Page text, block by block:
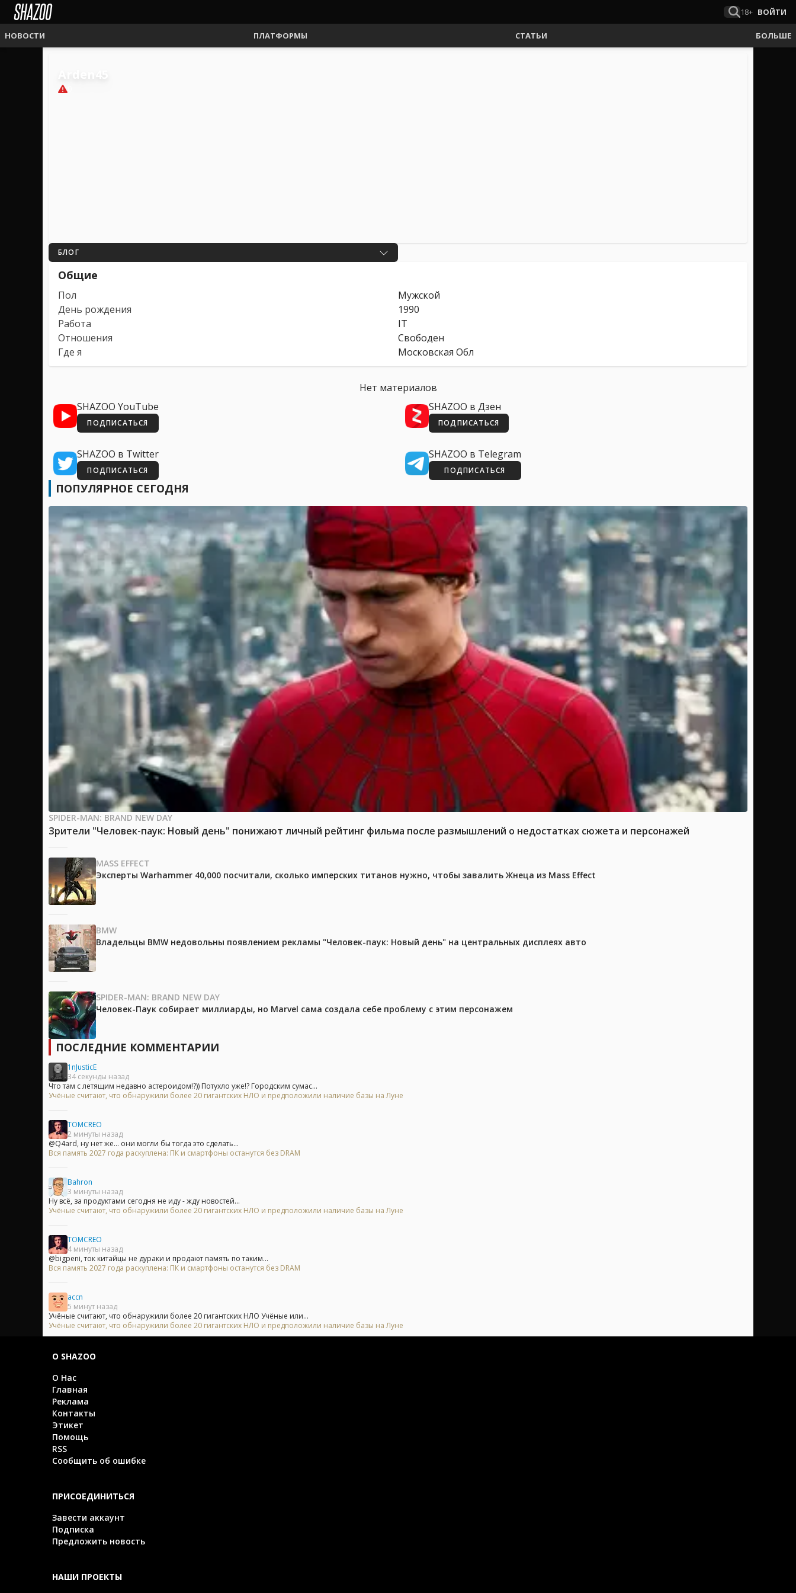
18+ ВОЙТИ
НОВОСТИ ПЛАТФОРМЫ СТАТЬИ БОЛЬШЕ
БЛОГ
Общие
Пол
Мужской
День рождения
1990
Работа
IT
Отношения
Свободен
Где я
Московская Обл
Нет материалов
SHAZOO YouTube
ПОДПИСАТЬСЯ
SHAZOO в Дзен
ПОДПИСАТЬСЯ
SHAZOO в Twitter
ПОДПИСАТЬСЯ
SHAZOO в Telegram
ПОДПИСАТЬСЯ
ПОПУЛЯРНОЕ СЕГОДНЯ
SPIDER-MAN: BRAND NEW DAY
Зрители "Человек-паук: Новый день" понижают личный рейтинг фильма после размышлений о недостатках сюжета и персонажей
MASS EFFECT
Эксперты Warhammer 40,000 посчитали, сколько имперских титанов нужно, чтобы завалить Жнеца из Mass Effect
BMW
Владельцы BMW недовольны появлением рекламы "Человек-паук: Новый день" на центральных дисплеях авто
SPIDER-MAN: BRAND NEW DAY
Человек-Паук собирает миллиарды, но Marvel сама создала себе проблему с этим персонажем
ПОСЛЕДНИЕ КОММЕНТАРИИ
1nJusticE
34 секунды назад
Что там с летящим недавно астероидом!?)) Потухло уже!? Городским сумас...
Учёные считают, что обнаружили более 20 гигантских НЛО и предположили наличие базы на Луне
TOMCREO
2 минуты назад
@Q4ard, ну нет же... они могли бы тогда это сделать...
Вся память 2027 года раскуплена: ПК и смартфоны останутся без DRAM
Bahron
3 минуты назад
Ну всё, за продуктами сегодня не иду - жду новостей...
Учёные считают, что обнаружили более 20 гигантских НЛО и предположили наличие базы на Луне
TOMCREO
4 минуты назад
@bigpeni, ток китайцы не дураки и продают память по таким...
Вся память 2027 года раскуплена: ПК и смартфоны останутся без DRAM
accn
5 минут назад
Учёные считают, что обнаружили более 20 гигантских НЛО Учёные или...
Учёные считают, что обнаружили более 20 гигантских НЛО и предположили наличие базы на Луне
О SHAZOO
О Нас
Главная
Реклама
Контакты
Этикет
Помощь
RSS
Сообщить об ошибке
ПРИСОЕДИНИТЬСЯ
Завести аккаунт
Подписка
Предложить новость
НАШИ ПРОЕКТЫ